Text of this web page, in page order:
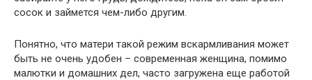
сосок и займется чем-либо другим.
Понятно, что матери такой режим вскармливания может
быть не очень удобен – современная женщина, помимо
малютки и домашних дел, часто загружена еще работой